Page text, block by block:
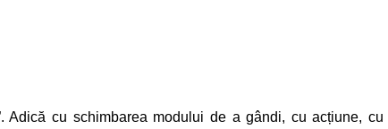
Adică cu schimbarea modului de a gândi, cu acțiune, cu